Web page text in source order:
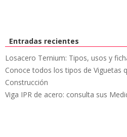
Entradas recientes
Losacero Ternium: Tipos, usos y
Conoce todos los tipos de Viguetas
Construcción
Viga IPR de acero: consulta sus